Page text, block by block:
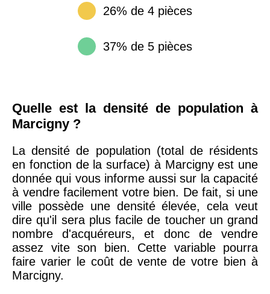
26% de 4 pièces
37% de 5 pièces
Quelle est la densité de population à
Marcigny ?
La densité de population (total de résidents
en fonction de la surface) à Marcigny est une
donnée qui vous informe aussi sur la capacité
à vendre facilement votre bien. De fait, si une
ville possède une densité élevée, cela veut
dire qu'il sera plus facile de toucher un grand
nombre d'acquéreurs, et donc de vendre
assez vite son bien. Cette variable pourra
faire varier le coût de vente de votre bien à
Marcigny.